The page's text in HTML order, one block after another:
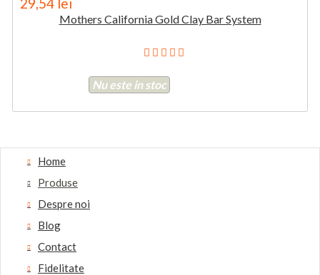
Mothers California Gold Clay Bar System
Nu este in stoc
Home
Produse
Despre noi
Blog
Contact
Fidelitate